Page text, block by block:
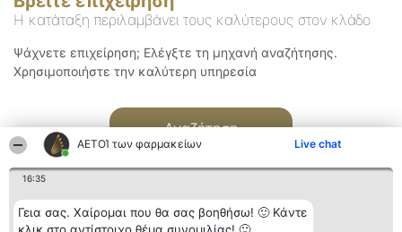
ΑΕΤΟΊ των φαρμακείων Live chat
16:35
Γεια σας. Χαίρομαι που θα σας βοηθήσω! 🙂 Κάντε
Η κατάταξη περιλαμβάνει τους καλύτερους στον κλάδο
Ψάχνετε επιχείρηση; Ελέγξτε τη μηχανή αναζήτησης.
Χρησιμοποιήστε την καλύτερη υπηρεσία
Αναζήτηση